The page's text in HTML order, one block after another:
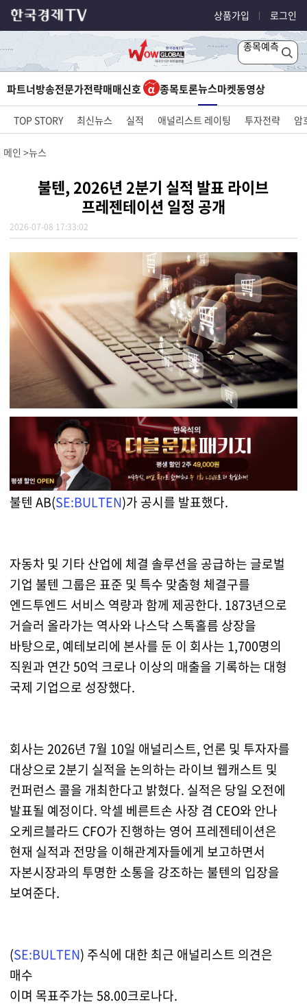
상품가입 로그인
종목예측
파트너방송전문가전략매매신호 종목토론뉴스마켓동영상
TOP STORY 최신뉴스 실적 애널리스트 레이팅 투자전략 암
메인 뉴스
불텐, 2026년 2분기 실적 발표 라이브
프레젠테이션 일정 공개
2026-07-08 17:33:02
불텐 AB(SE:BULTEN)가 공시를 발표했다.
자동차 및 기타 산업에 체결 솔루션을 공급하는 글로벌
기업 불텐 그룹은 표준 및 특수 맞춤형 체결구를
엔드투엔드 서비스 역량과 함께 제공한다. 1873년으로
거슬러 올라가는 역사와 나스닥 스톡홀름 상장을
바탕으로, 예테보리에 본사를 둔 이 회사는 1,700명의
직원과 연간 50억 크로나 이상의 매출을 기록하는 대형
국제 기업으로 성장했다.
회사는 2026년 7월 10일 애널리스트, 언론 및 투자자를
대상으로 2분기 실적을 논의하는 라이브 웹캐스트 및
컨퍼런스 콜을 개최한다고 밝혔다. 실적은 당일 오전에
발표될 예정이다. 악셀 베른트손 사장 겸 CEO와 안나
오케르블라드 CFO가 진행하는 영어 프레젠테이션은
현재 실적과 전망을 이해관계자들에게 보고하면서
자본시장과의 투명한 소통을 강조하는 불텐의 입장을
보여준다.
(SE:BULTEN) 주식에 대한 최근 애널리스트 의견은
매수
이며 목표주가는 58.00크로나다.